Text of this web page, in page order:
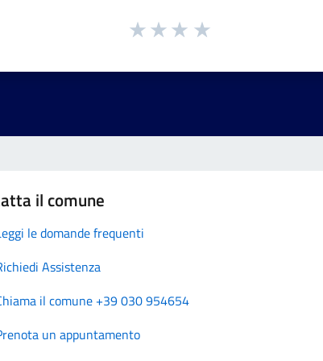
il comune
le domande frequenti
Assistenza
il comune +39 030 954654
un appuntamento